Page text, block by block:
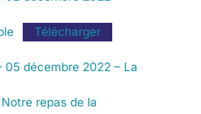
Télécharger
05 décembre 2022 – La
repas de la